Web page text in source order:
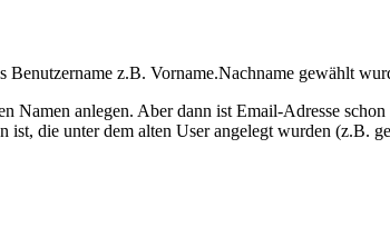
z.B. Vorname.Nachname gewählt
Namen anlegen. Aber dann ist Email-Adresse
die unter dem alten User angelegt wurden (z.B.